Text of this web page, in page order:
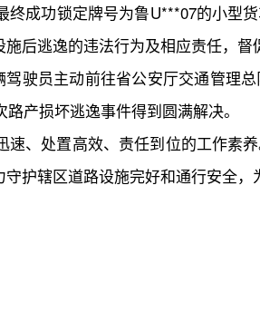
成功锁定牌号为鲁U***07的小型
后逃逸的违法行为及相应责任，督
驶员主动前往省公安厅交通管理
产损坏逃逸事件得到圆满解决。
、处置高效、责任到位的工作素
护辖区道路设施完好和通行安全，